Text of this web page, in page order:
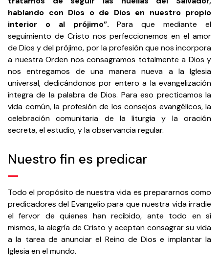
hablando con Dios o de Dios en nuestro propio
interior o al prójimo”. Para que mediante el
seguimiento de Cristo nos perfeccionemos en el amor
de Dios y del prójimo, por la profesión que nos incorpora
a nuestra Orden nos consagramos totalmente a Dios y
nos entregamos de una manera nueva a la Iglesia
universal, dedicándonos por entero a la evangelización
íntegra de la palabra de Dios. Para eso precticamos la
vida común, la profesión de los consejos evangélicos, la
celebración comunitaria de la liturgia y la oración
secreta, el estudio, y la observancia regular.
Nuestro fin es predicar
Todo el propósito de nuestra vida es prepararnos como
predicadores del Evangelio para que nuestra vida irradie
el fervor de quienes han recibido, ante todo en sí
mismos, la alegría de Cristo y aceptan consagrar su vida
a la tarea de anunciar el Reino de Dios e implantar la
Iglesia en el mundo.